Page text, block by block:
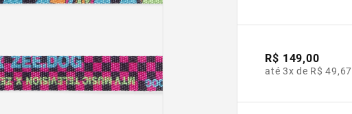
R$ 149,00
até 3x de R$ 49,67